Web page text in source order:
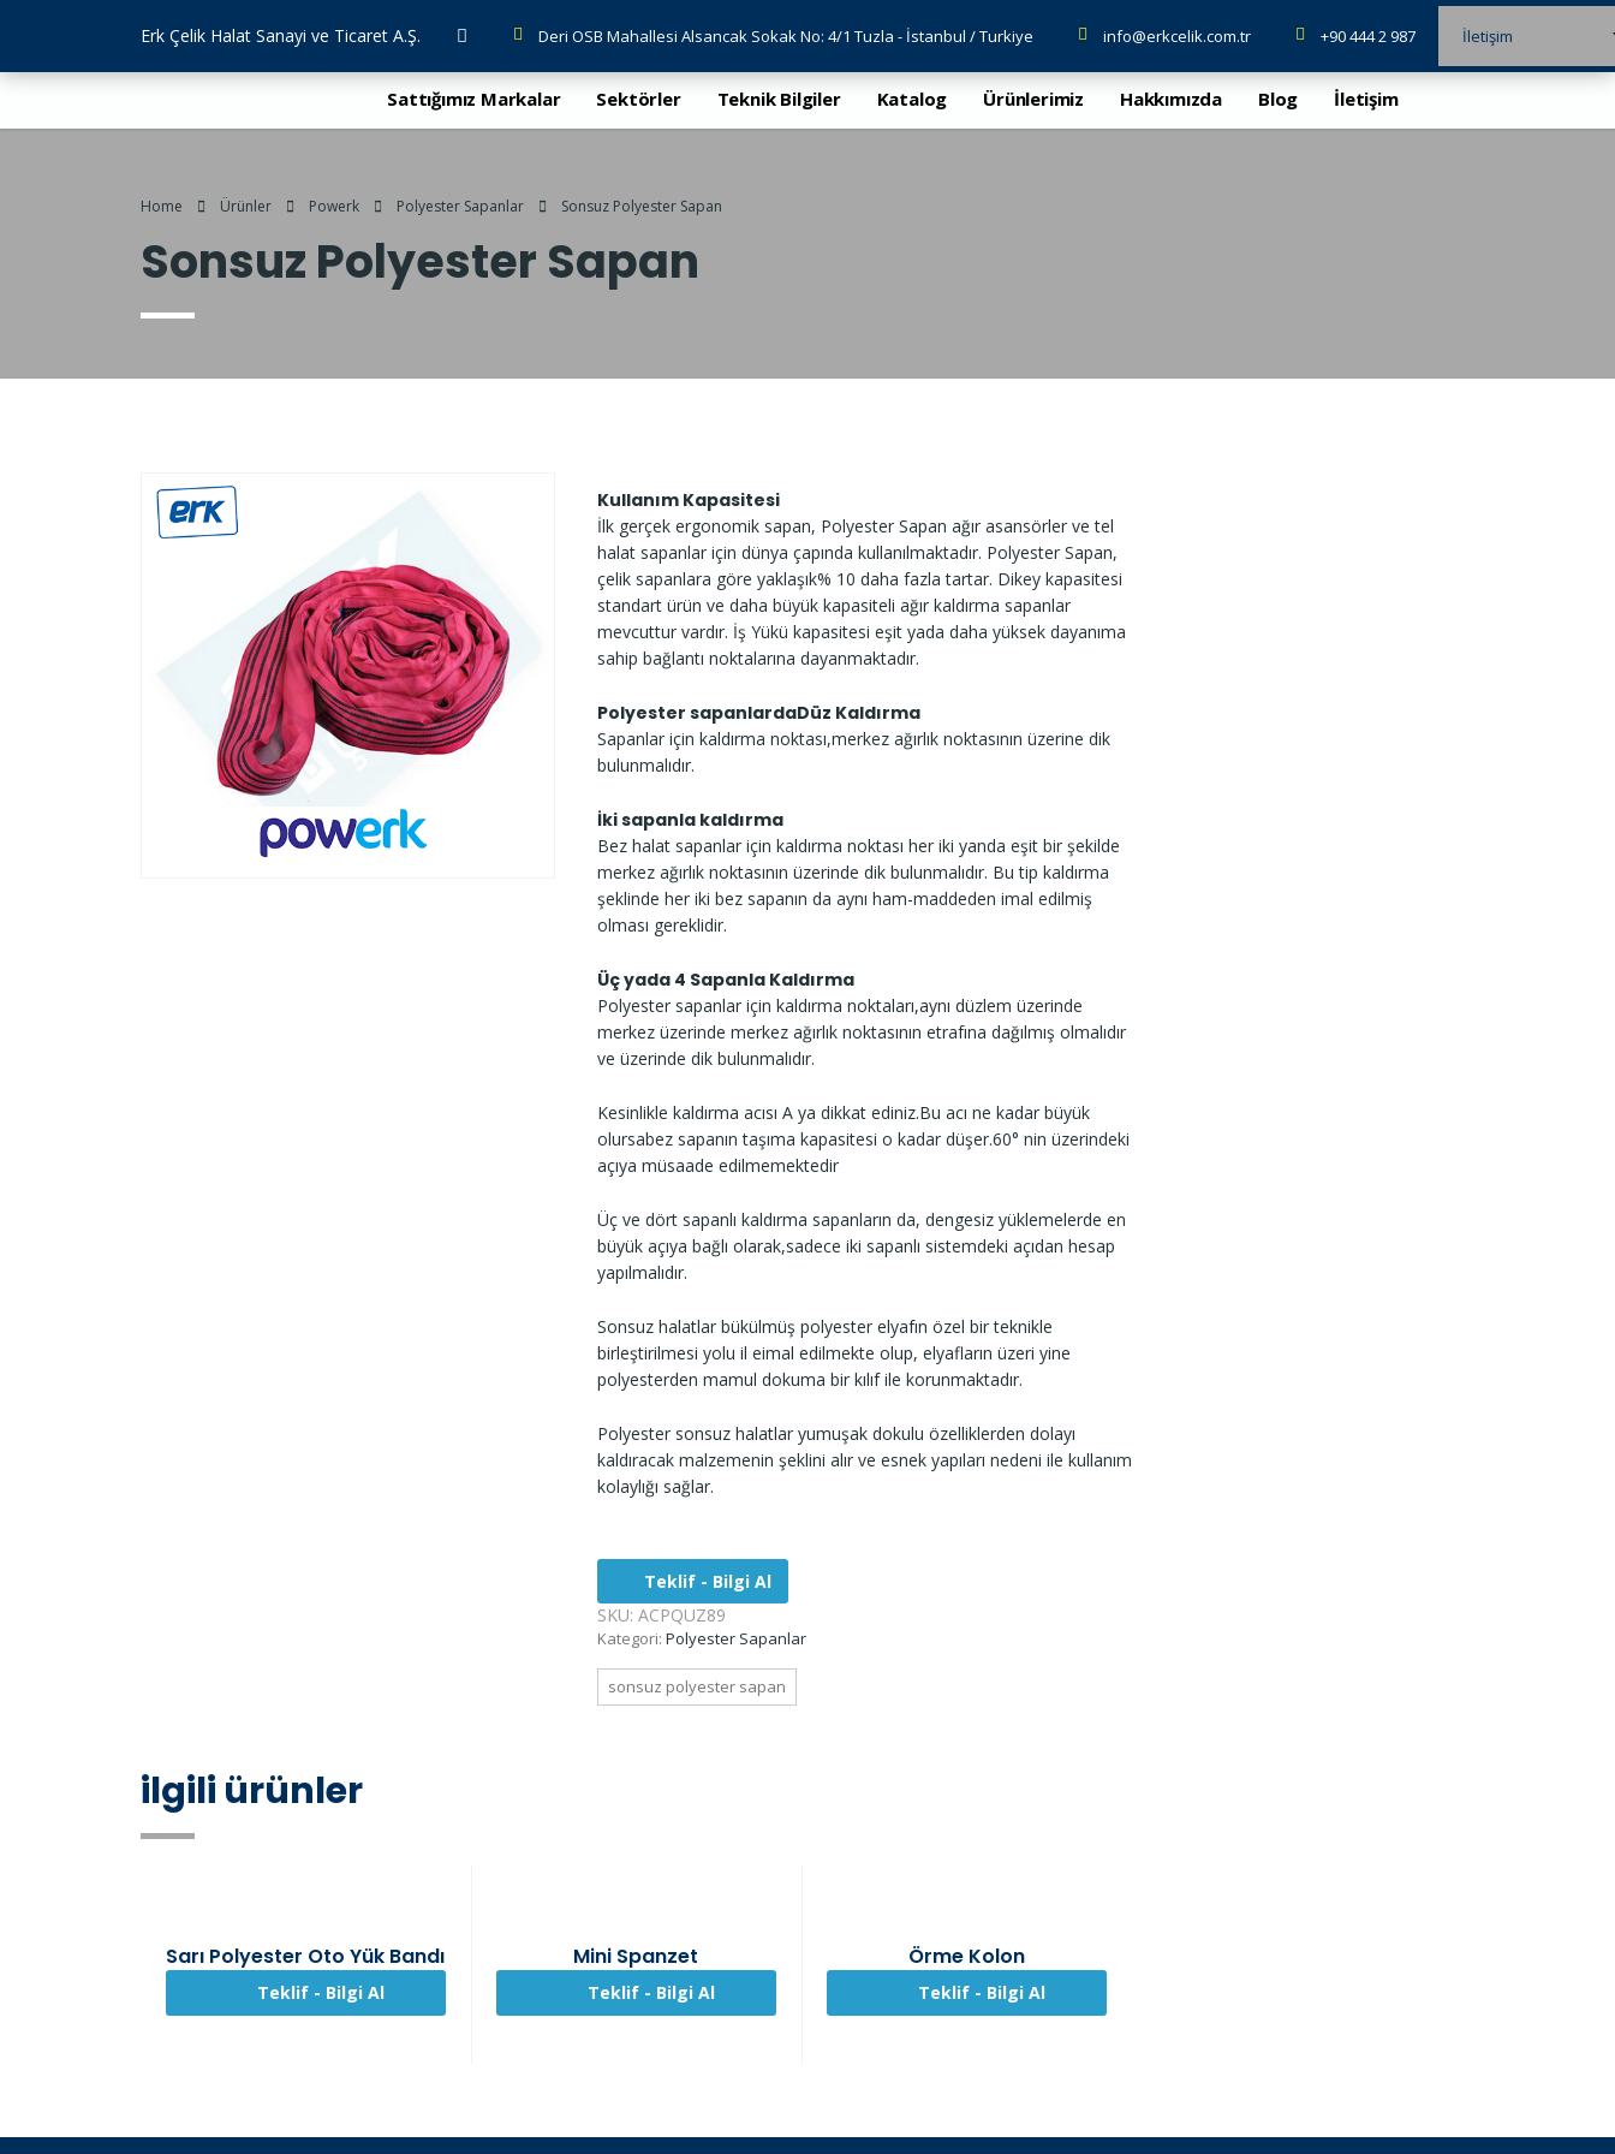
Erk Çelik Halat Sanayi ve Ticaret A.Ş. İletişim
Deri OSB Mahallesi Alsancak Sokak No: 4/1 Tuzla - İstanbul / Turkiye info@erkcelik.com.tr +90 444 2 987
Sattığımız Markalar Sektörler Teknik Bilgiler Katalog Ürünlerimiz Hakkımızda Blog İletişim
Home Ürünler Powerk Polyester Sapanlar Sonsuz Polyester Sapan
Sonsuz Polyester Sapan
Kullanım Kapasitesi
İlk gerçek ergonomik sapan, Polyester Sapan ağır asansörler ve tel
halat sapanlar için dünya çapında kullanılmaktadır. Polyester Sapan,
çelik sapanlara göre yaklaşık% 10 daha fazla tartar. Dikey kapasitesi
standart ürün ve daha büyük kapasiteli ağır kaldırma sapanlar
mevcuttur vardır. İş Yükü kapasitesi eşit yada daha yüksek dayanıma
sahip bağlantı noktalarına dayanmaktadır.
Polyester sapanlardaDüz Kaldırma
Sapanlar için kaldırma noktası,merkez ağırlık noktasının üzerine dik
bulunmalıdır.
İki sapanla kaldırma
Bez halat sapanlar için kaldırma noktası her iki yanda eşit bir şekilde
merkez ağırlık noktasının üzerinde dik bulunmalıdır. Bu tip kaldırma
şeklinde her iki bez sapanın da aynı ham-maddeden imal edilmiş
olması gereklidir.
Üç yada 4 Sapanla Kaldırma
Polyester sapanlar için kaldırma noktaları,aynı düzlem üzerinde
merkez üzerinde merkez ağırlık noktasının etrafına dağılmış olmalıdır
ve üzerinde dik bulunmalıdır.
Kesinlikle kaldırma acısı A ya dikkat ediniz.Bu acı ne kadar büyük
olursabez sapanın taşıma kapasitesi o kadar düşer.60° nin üzerindeki
açıya müsaade edilmemektedir
Üç ve dört sapanlı kaldırma sapanların da, dengesiz yüklemelerde en
büyük açıya bağlı olarak,sadece iki sapanlı sistemdeki açıdan hesap
yapılmalıdır.
Sonsuz halatlar bükülmüş polyester elyafın özel bir teknikle
birleştirilmesi yolu il eimal edilmekte olup, elyafların üzeri yine
polyesterden mamul dokuma bir kılıf ile korunmaktadır.
Polyester sonsuz halatlar yumuşak dokulu özelliklerden dolayı
kaldıracak malzemenin şeklini alır ve esnek yapıları nedeni ile kullanım
kolaylığı sağlar.
Teklif - Bilgi Al
SKU: ACPQUZ89
Kategori: Polyester Sapanlar
sonsuz polyester sapan
ilgili ürünler
Sarı Polyester Oto Yük Bandı
Teklif - Bilgi Al
Mini Spanzet
Teklif - Bilgi Al
Örme Kolon
Teklif - Bilgi Al